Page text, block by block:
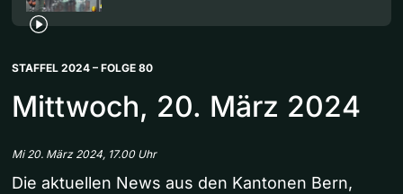
STAFFEL 2024 – FOLGE 80
Mittwoch, 20. März 2024
Mi 20. März 2024, 17.00 Uhr
Die aktuellen News aus den Kantonen Bern,